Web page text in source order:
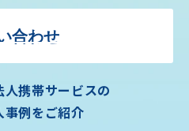
合わせ
人携帯サービスの
事例をご紹介